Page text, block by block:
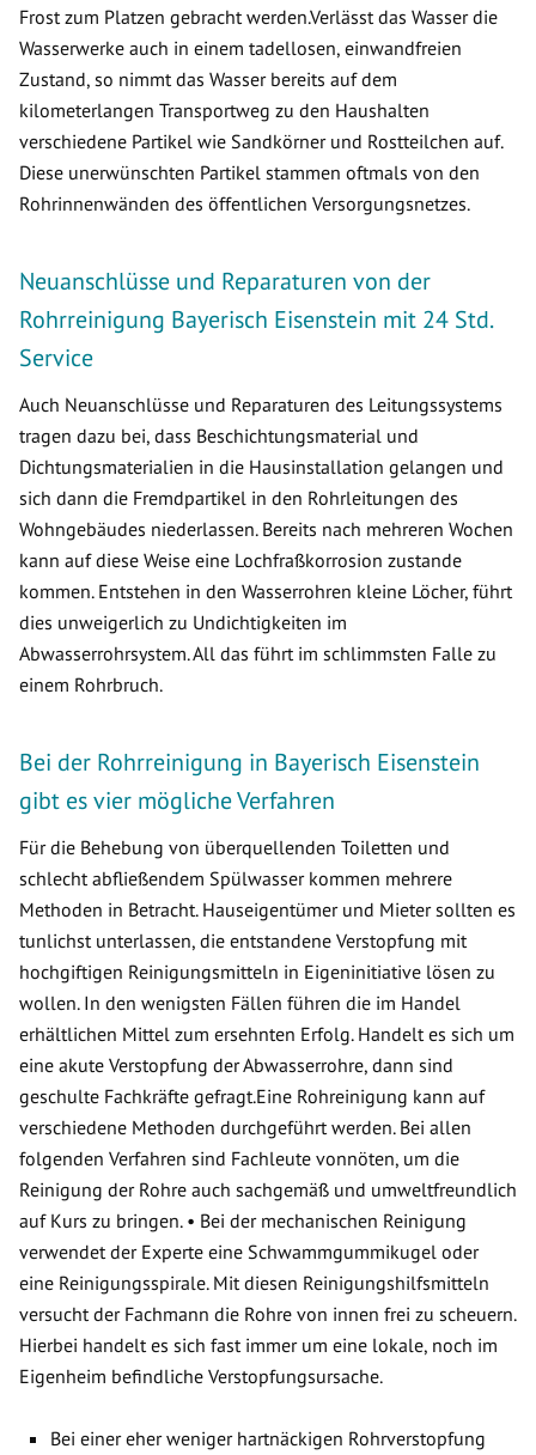
Frost zum Platzen gebracht werden.Verlässt das Wasser die
Wasserwerke auch in einem tadellosen, einwandfreien
Zustand, so nimmt das Wasser bereits auf dem
kilometerlangen Transportweg zu den Haushalten
verschiedene Partikel wie Sandkörner und Rostteilchen auf.
Diese unerwünschten Partikel stammen oftmals von den
Rohrinnenwänden des öffentlichen Versorgungsnetzes.
Neuanschlüsse und Reparaturen von der
Rohrreinigung Bayerisch Eisenstein mit 24 Std.
Service
Auch Neuanschlüsse und Reparaturen des Leitungssystems
tragen dazu bei, dass Beschichtungsmaterial und
Dichtungsmaterialien in die Hausinstallation gelangen und
sich dann die Fremdpartikel in den Rohrleitungen des
Wohngebäudes niederlassen. Bereits nach mehreren Wochen
kann auf diese Weise eine Lochfraßkorrosion zustande
kommen. Entstehen in den Wasserrohren kleine Löcher, führt
dies unweigerlich zu Undichtigkeiten im
Abwasserrohrsystem. All das führt im schlimmsten Falle zu
einem Rohrbruch.
Bei der Rohrreinigung in Bayerisch Eisenstein
gibt es vier mögliche Verfahren
Für die Behebung von überquellenden Toiletten und
schlecht abfließendem Spülwasser kommen mehrere
Methoden in Betracht. Hauseigentümer und Mieter sollten es
tunlichst unterlassen, die entstandene Verstopfung mit
hochgiftigen Reinigungsmitteln in Eigeninitiative lösen zu
wollen. In den wenigsten Fällen führen die im Handel
erhältlichen Mittel zum ersehnten Erfolg. Handelt es sich um
eine akute Verstopfung der Abwasserrohre, dann sind
geschulte Fachkräfte gefragt.Eine Rohreinigung kann auf
verschiedene Methoden durchgeführt werden. Bei allen
folgenden Verfahren sind Fachleute vonnöten, um die
Reinigung der Rohre auch sachgemäß und umweltfreundlich
auf Kurs zu bringen. • Bei der mechanischen Reinigung
verwendet der Experte eine Schwammgummikugel oder
eine Reinigungsspirale. Mit diesen Reinigungshilfsmitteln
versucht der Fachmann die Rohre von innen frei zu scheuern.
Hierbei handelt es sich fast immer um eine lokale, noch im
Eigenheim befindliche Verstopfungsursache.
Bei einer eher weniger hartnäckigen Rohrverstopfung